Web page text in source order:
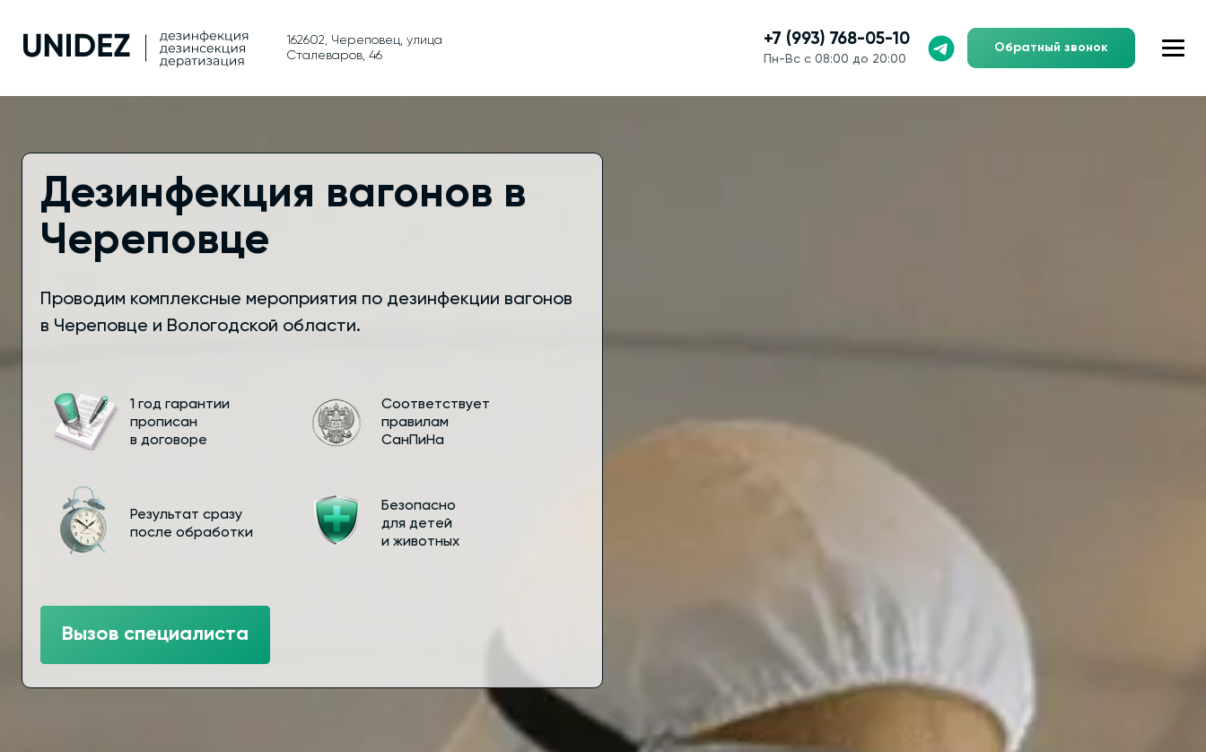
162602, Череповец, улица
Сталеваров, 46
+7 (993) 768-05-10
Пн-Вс с 08:00 до 20:00
Обратный звонок
Дезинфекция вагонов в
Череповце
Проводим комплексные мероприятия по дезинфекции вагонов
в Череповце и Вологодской области.
1 год гарантии
прописан
в договоре
Соответствует
правилам
СанПиНа
Результат сразу
после обработки
Безопасно
для детей
и животных
Вызов специалиста